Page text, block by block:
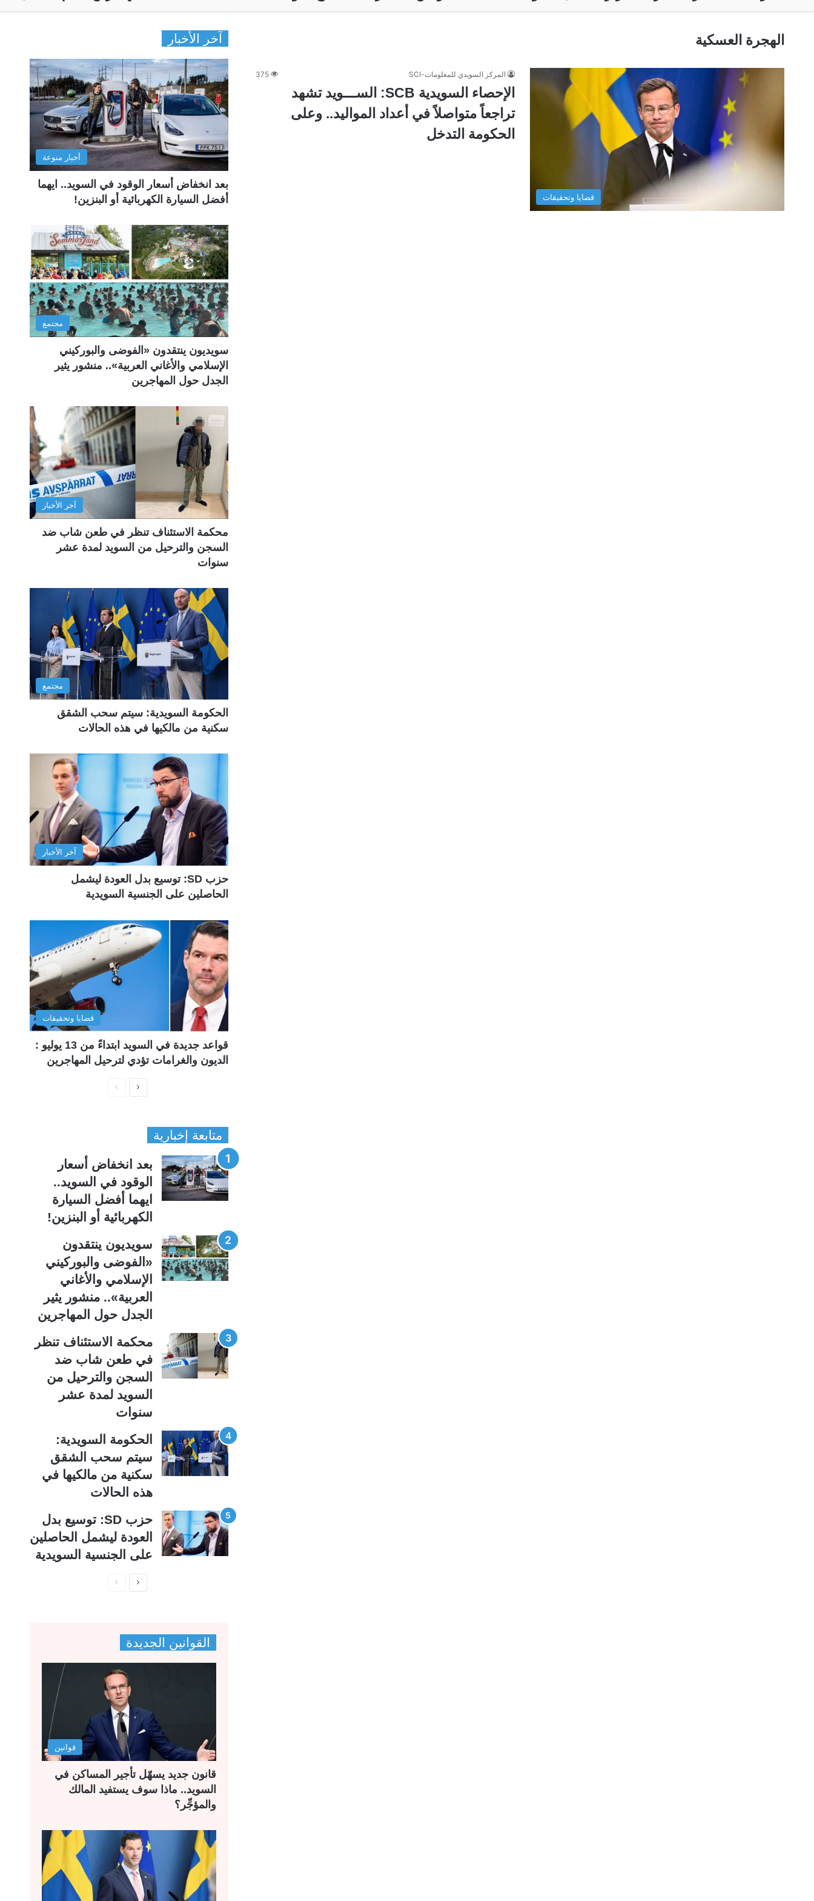
الهجرة العسكية
قضايا وتحقيقات
المركز السويدي للمعلومات-SCI 375
الإحصاء السويدية SCB: الســـويد تشهد
تراجعاً متواصلاً في أعداد المواليد.. وعلى
الحكومة التدخل
آخر الأخبار
أخبار منوعة
بعد انخفاض أسعار الوقود في السويد.. ايهما
أفضل السيارة الكهربائية أو البنزين!
مجتمع
سويديون ينتقدون «الفوضى والبوركيني
الإسلامي والأغاني العربية».. منشور يثير
الجدل حول المهاجرين
آخر الأخبار
محكمة الاستئناف تنظر في طعن شاب ضد
السجن والترحيل من السويد لمدة عشر
سنوات
مجتمع
الحكومة السويدية: سيتم سحب الشقق
سكنية من مالكيها في هذه الحالات
آخر الأخبار
حزب SD: توسيع بدل العودة ليشمل
الحاصلين على الجنسية السويدية
قضايا وتحقيقات
قواعد جديدة في السويد ابتداءً من 13 يوليو :
الديون والغرامات تؤدي لترحيل المهاجرين
ا
ل
س
ق
ة
ا
ل
ت
ي
ة
متابعة إخبارية
بعد انخفاض أسعار
الوقود في السويد..
ايهما أفضل السيارة
الكهربائية أو البنزين!
سويديون ينتقدون
«الفوضى والبوركيني
الإسلامي والأغاني
العربية».. منشور يثير
الجدل حول المهاجرين
محكمة الاستئناف تنظر
في طعن شاب ضد
السجن والترحيل من
السويد لمدة عشر
سنوات
الحكومة السويدية:
سيتم سحب الشقق
سكنية من مالكيها في
هذه الحالات
حزب SD: توسيع بدل
العودة ليشمل الحاصلين
على الجنسية السويدية
ف
ح
ا
ل
س
ا
ب
ق
ف
ح
ت
ا
ي
القوانين الجديدة
قوانين
قانون جديد يسهّل تأجير المساكن في
السويد.. ماذا سوف يستفيد المالك
والمؤجِّر؟